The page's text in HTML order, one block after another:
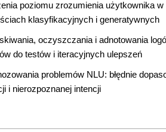
poziomu zrozumienia użytkownika w
klasyfikacyjnych i generatywnych
oczyszczania i adnotowania
do testów i iteracyjnych ulepszeń
problemów NLU: błędnie
i nierozpoznanej intencji